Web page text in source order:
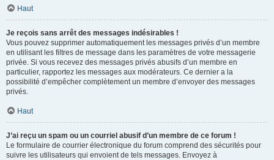
Haut
Je reçois sans arrêt des messages indésirables !
Vous pouvez supprimer automatiquement les messages privés d’un membre
en utilisant les filtres de message dans les paramètres de votre messagerie
privée. Si vous recevez des messages privés abusifs d’un membre en
particulier, rapportez les messages aux modérateurs. Ce dernier a la
possibilité d’empêcher complètement un membre d’envoyer des messages
privés.
Haut
J’ai reçu un spam ou un courriel abusif d’un membre de ce forum !
Le formulaire de courrier électronique du forum comprend des sécurités pour
suivre les utilisateurs qui envoient de tels messages. Envoyez à